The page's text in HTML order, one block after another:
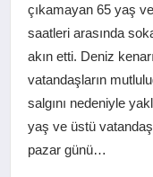
SPOR
EKONOMI
SAĞLIK
çıkamayan 65 yaş
saatleri arasında
akın etti. Deniz
vatandaşların
salgını nedeniyle
yaş ve üstü
pazar günü…